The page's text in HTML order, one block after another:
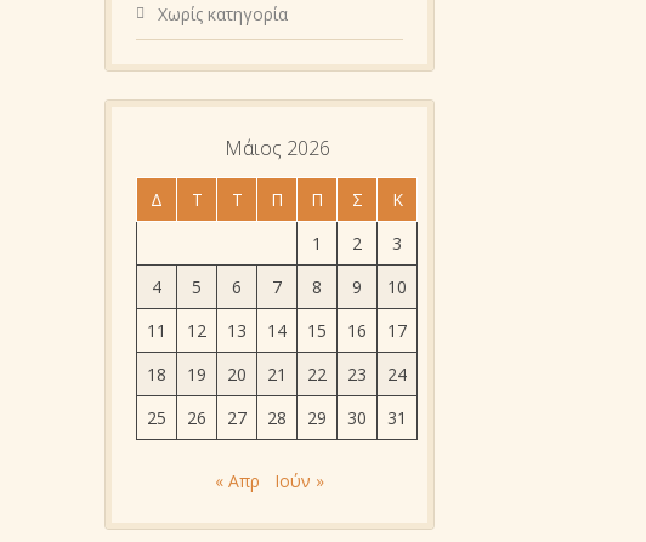
Χωρίς κατηγορία
Μάιος 2026
Δ Τ Τ Π Π Σ
Κ
1
2
3
4
5 6 7 8 9
10
11
12 13 14 15 16
17
18
19 20 21 22 23
24
25
26 27 28 29 30 31
« Απρ Ιούν »